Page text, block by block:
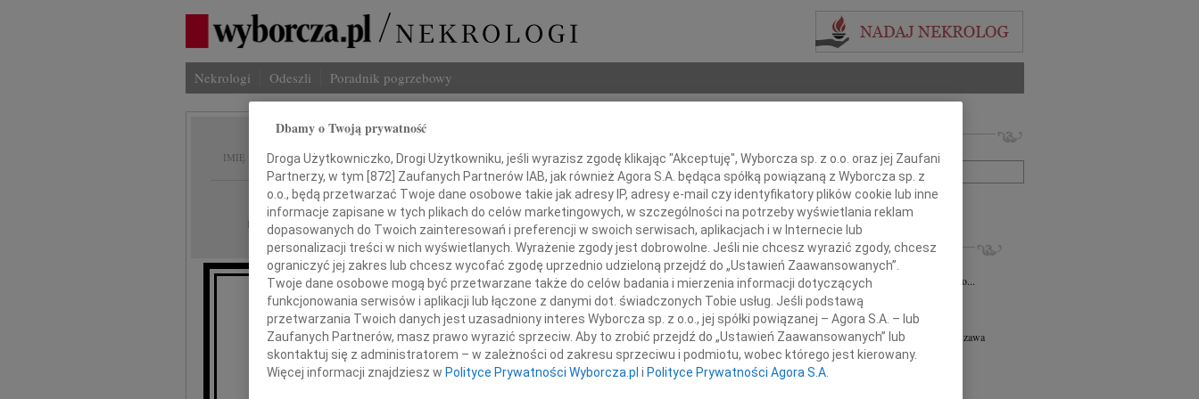
Nekrologi Odeszli Poradnik pogrzebowy
IMIĘ I NAZWISKO: Anna Kołyszko
REGION: Warszawa
DATA EMISJI: 21.11.2009
17 listopada odeszła
Anna Kołyszko
Imię i nazwisko lub numer ogłoszenia:
+ szukanie zaawansowane
INNE NEKROLOGI
Eugeniusz Butruk05.08.2026
Z ogromnym żalem przyjęliśmy wiadomość o...
04.08.2026Warszawa
Wyrazy współczucia z powodu śmierci...
Andrzej Piotr Gołaszewski 05.08.2026
Warszawa
doktor nauk technicznych Andrzej Piotr...
05.08.2026Warszawa
Dbamy o Twoją prywatność
Droga Użytkowniczko, Drogi Użytkowniku, jeśli wyrazisz zgodę klikając "Akceptuję", Wyborcza sp. z o.o. oraz jej Zaufani
Partnerzy, w tym [872] Zaufanych Partnerów IAB, jak również Agora S.A. będąca spółką powiązaną z Wyborcza sp. z
o.o., będą przetwarzać Twoje dane osobowe takie jak adresy IP, adresy e-mail czy identyfikatory plików cookie lub inne
informacje zapisane w tych plikach do celów marketingowych, w szczególności na potrzeby wyświetlania reklam
dopasowanych do Twoich zainteresowań i preferencji w swoich serwisach, aplikacjach i w Internecie lub
personalizacji treści w nich wyświetlanych. Wyrażenie zgody jest dobrowolne. Jeśli nie chcesz wyrazić zgody, chcesz
ograniczyć jej zakres lub chcesz wycofać zgodę uprzednio udzieloną przejdź do „Ustawień Zaawansowanych”.
Twoje dane osobowe mogą być przetwarzane także do celów badania i mierzenia informacji dotyczących
funkcjonowania serwisów i aplikacji lub łączone z danymi dot. świadczonych Tobie usług. Jeśli podstawą
przetwarzania Twoich danych jest uzasadniony interes Wyborcza sp. z o.o., jej spółki powiązanej – Agora S.A. – lub
Zaufanych Partnerów, masz prawo wyrazić sprzeciw. Aby to zrobić przejdź do „Ustawień Zaawansowanych” lub
skontaktuj się z administratorem – w zależności od zakresu sprzeciwu i podmiotu, wobec którego jest kierowany.
Więcej informacji znajdziesz w Polityce Prywatności Wyborcza.pl i Polityce Prywatności Agora S.A.